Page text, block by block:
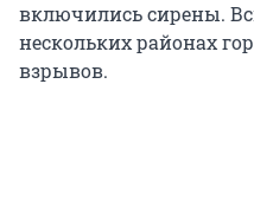
включились сирены.
нескольких районах
взрывов.